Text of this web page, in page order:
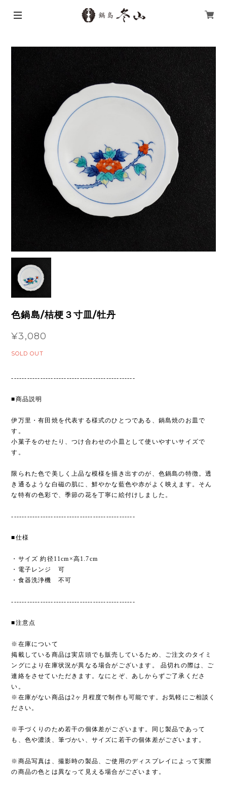
色鍋島/桔梗３寸皿/牡丹
¥3,080
SOLD OUT
-----------------------------------------------
■商品説明
伊万里・有田焼を代表する様式のひとつである、鍋島焼のお皿で
す。
小菓子をのせたり、つけ合わせの小皿として使いやすいサイズで
す。
限られた色で美しく上品な模様を描き出すのが、色鍋島の特徴。透
き通るような白磁の肌に、鮮やかな藍色や赤がよく映えます。そん
な特有の色彩で、季節の花を丁寧に絵付けしました。
-----------------------------------------------
■仕様
・サイズ 約径11cm×高1.7cm
・電子レンジ 可
・食器洗浄機 不可
-----------------------------------------------
■注意点
※在庫について
掲載している商品は実店頭でも販売しているため、ご注文のタイミ
ングにより在庫状況が異なる場合がございます。 品切れの際は、ご
連絡をさせていただきます。なにとぞ、あしからずご了承くださ
い。
※在庫がない商品は2ヶ月程度で制作も可能です。お気軽にご相談く
ださい。
※手づくりのため若干の個体差がございます。同じ製品であって
も、色や濃淡、筆づかい、サイズに若干の個体差がございます。
※商品写真は、撮影時の製品、ご使用のディスプレイによって実際
の商品の色とは異なって見える場合がございます。